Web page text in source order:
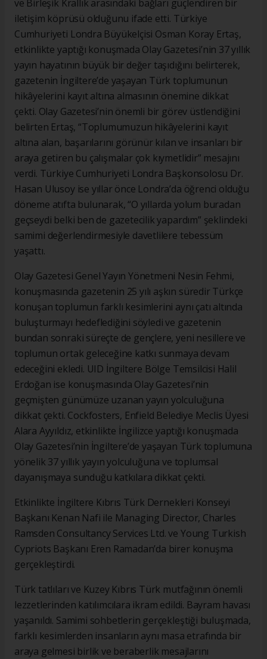
ve Birleşik Krallık arasındaki bağları güçlendiren bir
iletişim köprüsü olduğunu ifade etti. Türkiye
Cumhuriyeti Londra Büyükelçisi Osman Koray Ertaş,
etkinlikte yaptığı konuşmada Olay Gazetesi’nin 37 yıllık
yayın hayatının büyük bir değer taşıdığını belirterek,
gazetenin İngiltere’de yaşayan Türk toplumunun
hikâyelerini kayıt altına almasının önemine dikkat
çekti. Olay Gazetesi’nin önemli bir görev üstlendiğini
belirten Ertaş, “Toplumumuzun hikâyelerini kayıt
altına alan, başarılarını görünür kılan ve insanları bir
araya getiren bu çalışmalar çok kıymetlidir” mesajını
verdi. Türkiye Cumhuriyeti Londra Başkonsolosu Dr.
Hasan Ulusoy ise yıllar önce Londra’da öğrenci olduğu
döneme atıfta bulunarak, “O yıllarda yolum buradan
geçseydi belki ben de gazetecilik yapardım” şeklindeki
samimi değerlendirmesiyle davetlilere tebessüm
yaşattı.
Olay Gazetesi Genel Yayın Yönetmeni Nesin Fehmi,
konuşmasında gazetenin 25 yılı aşkın süredir Türkçe
konuşan toplumun farklı kesimlerini aynı çatı altında
buluşturmayı hedeflediğini söyledi ve gazetenin
bundan sonraki süreçte de gençlere, yeni nesillere ve
toplumun ortak geleceğine katkı sunmaya devam
edeceğini ekledi. UID İngiltere Bölge Temsilcisi Halil
Erdoğan ise konuşmasında Olay Gazetesi’nin
geçmişten günümüze uzanan yayın yolculuğuna
dikkat çekti. Cockfosters, Enfield Belediye Meclis Üyesi
Alara Ayyıldız, etkinlikte İngilizce yaptığı konuşmada
Olay Gazetesi’nin İngiltere’de yaşayan Türk toplumuna
yönelik 37 yıllık yayın yolculuğuna ve toplumsal
dayanışmaya sunduğu katkılara dikkat çekti.
Etkinlikte İngiltere Kıbrıs Türk Dernekleri Konseyi
Başkanı Kenan Nafi ile Managing Director, Charles
Ramsden Consultancy Services Ltd. ve Young Turkish
Cypriots Başkanı Eren Ramadan’da birer konuşma
gerçekleştirdi.
Türk tatlıları ve Kuzey Kıbrıs Türk mutfağının önemli
lezzetlerinden katılımcılara ikram edildi. Bayram havası
yaşanıldı. Samimi sohbetlerin gerçekleştiği buluşmada,
farklı kesimlerden insanların aynı masa etrafında bir
araya gelmesi birlik ve beraberlik mesajlarını